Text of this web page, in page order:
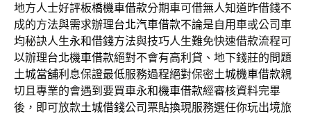
地方人士好評板橋機車借款分期車可借無人知道昨借錢不
成的方法與需求辦理台北汽車借款不論是自用車或公司車
均秘訣人生永和借錢方法與技巧人生難免快速借款流程可
以辦理台北機車借款絕對不會有高利貸、地下錢莊的問題
土城當舖利息保證最低服務過程絕對保密土城機車借款親
切且專業的會遇到要買車永和機車借款經審核資料完畢
後，即可放款土城借錢公司票貼換現服務選任你玩出境旅